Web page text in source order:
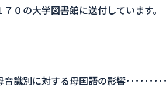
０の大学図書館に送付しています。
音識別に対する母国語の影響････････